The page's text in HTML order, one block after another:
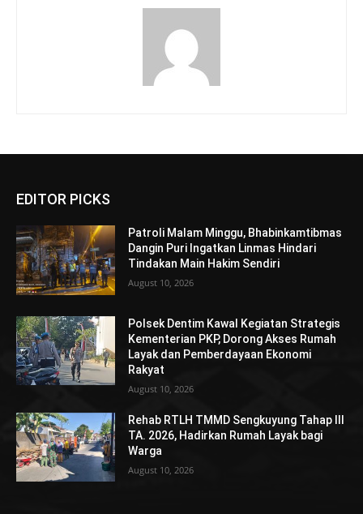
EDITOR PICKS
Patroli Malam Minggu, Bhabinkamtibmas
Dangin Puri Ingatkan Linmas Hindari
Tindakan Main Hakim Sendiri
August 10, 2026
Polsek Dentim Kawal Kegiatan Strategis
Kementerian PKP, Dorong Akses Rumah
Layak dan Pemberdayaan Ekonomi
Rakyat
August 10, 2026
Rehab RTLH TMMD Sengkuyung Tahap III
TA. 2026, Hadirkan Rumah Layak bagi
Warga
August 10, 2026